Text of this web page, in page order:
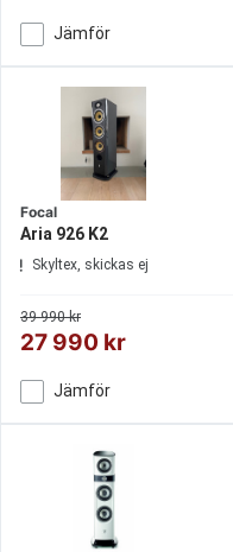
Jämför
Focal
Aria 926 K2
Skyltex, skickas ej
39 990 kr
27 990 kr
Jämför